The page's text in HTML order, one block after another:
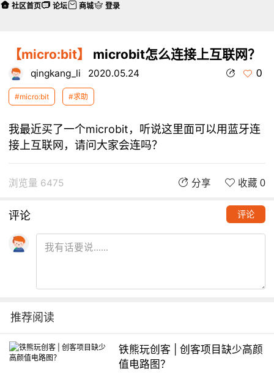
【micro:bit】 microbit怎么连接上互联网？
qingkang_li 2020.05.24 0
#micro:bit #求助
我最近买了一个microbit，听说这里面可以用蓝牙连
接上互联网，请问大家会连吗？
浏览量 6475 分享 收藏 0
评论 评论
推荐阅读
铁熊玩创客 | 创客项目缺少高颜
值电路图？
社区首页 论坛 商城 登录